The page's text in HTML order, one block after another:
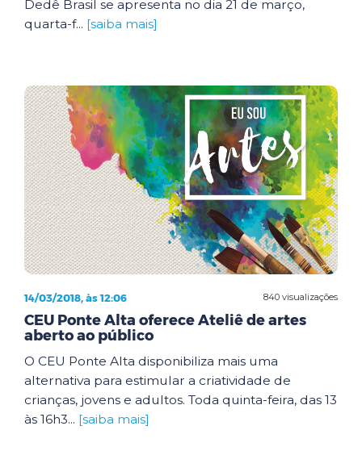
Dedê Brasil se apresenta no dia 21 de março,
quarta-f... [saiba mais]
840 visualizações
14/03/2018, às 12:06
CEU Ponte Alta oferece Ateliê de artes
aberto ao público
O CEU Ponte Alta disponibiliza mais uma
alternativa para estimular a criatividade de
crianças, jovens e adultos. Toda quinta-feira, das 13
às 16h3... [saiba mais]